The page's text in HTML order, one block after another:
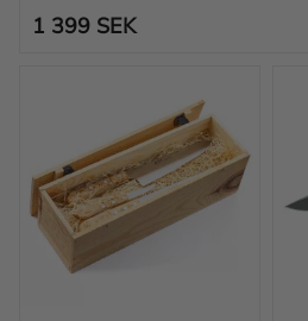
1 399 SEK